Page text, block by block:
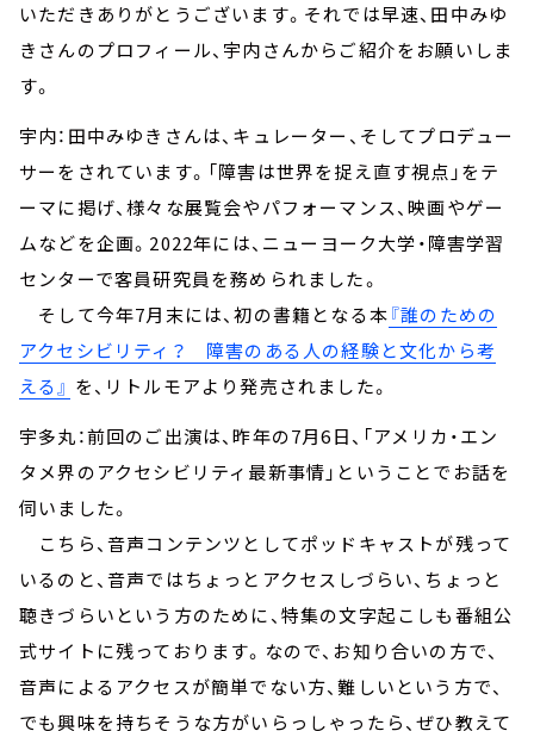
いただきありがとうございます。それでは早速、田中みゆ
きさんのプロフィール、宇内さんからご紹介をお願いしま
す。
宇内：田中みゆきさんは、キュレーター、そしてプロデュー
サーをされています。「障害は世界を捉え直す視点」をテ
ーマに掲げ、様々な展覧会やパフォーマンス、映画やゲー
ムなどを企画。2022年には、ニューヨーク大学・障害学習
センターで客員研究員を務められました。
そして今年7月末には、初の書籍となる本『誰のための
アクセシビリティ？ 障害のある人の経験と文化から考
える』 を、リトルモアより発売されました。
宇多丸：前回のご出演は、昨年の7月6日、「アメリカ・エン
タメ界のアクセシビリティ最新事情」ということでお話を
伺いました。
こちら、音声コンテンツとしてポッドキャストが残って
いるのと、音声ではちょっとアクセスしづらい、ちょっと
聴きづらいという方のために、特集の文字起こしも番組公
式サイトに残っております。なので、お知り合いの方で、
音声によるアクセスが簡単でない方、難しいという方で、
でも興味を持ちそうな方がいらっしゃったら、ぜひ教えて